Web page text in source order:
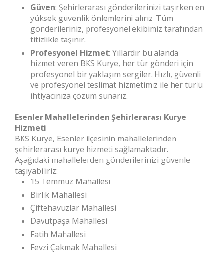
Güven: Şehirlerarası gönderilerinizi taşırken en
yüksek güvenlik önlemlerini alırız. Tüm
gönderileriniz, profesyonel ekibimiz tarafından
titizlikle taşınır.
Profesyonel Hizmet: Yıllardır bu alanda
hizmet veren BKS Kurye, her tür gönderi için
profesyonel bir yaklaşım sergiler. Hızlı, güvenli
ve profesyonel teslimat hizmetimiz ile her türlü
ihtiyacınıza çözüm sunarız.
Esenler Mahallelerinden Şehirlerarası Kurye
Hizmeti
BKS Kurye, Esenler ilçesinin mahallelerinden
şehirlerarası kurye hizmeti sağlamaktadır.
Aşağıdaki mahallelerden gönderilerinizi güvenle
taşıyabiliriz:
15 Temmuz Mahallesi
Birlik Mahallesi
Çiftehavuzlar Mahallesi
Davutpaşa Mahallesi
Fatih Mahallesi
Fevzi Çakmak Mahallesi